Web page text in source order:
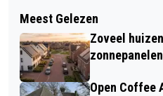
Meest Gelezen
Zoveel
Open Coffee